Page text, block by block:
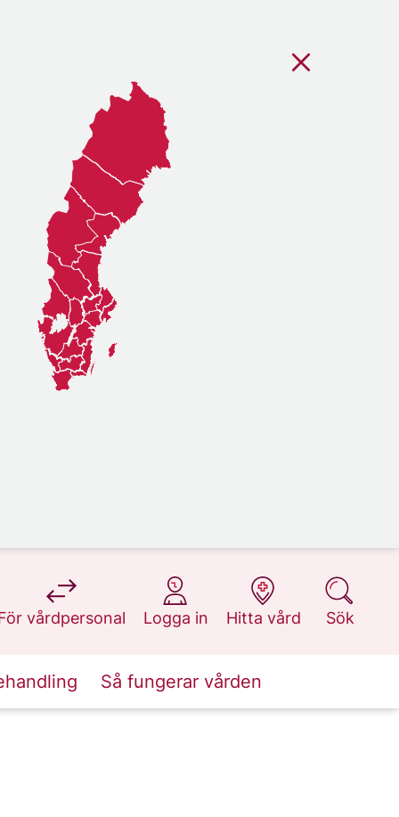
vårdpersonal
på 1177.se
Logga in
på 1177.se
Hitta vård
på 1177.se
Sök
på 1177.se
Så fungerar vården